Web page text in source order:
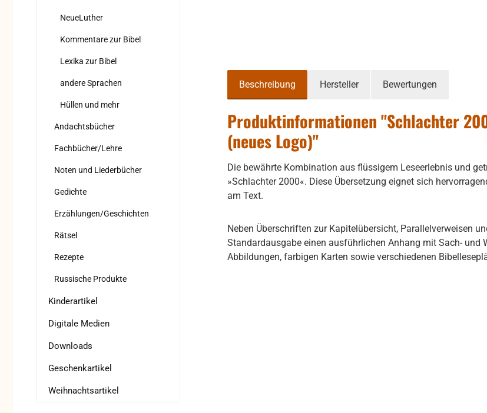
NeueLuther
Kommentare zur Bibel
Lexika zur Bibel
andere Sprachen
Hüllen und mehr
Andachtsbücher
Fachbücher/Lehre
Noten und Liederbücher
Gedichte
Erzählungen/Geschichten
Rätsel
Rezepte
Russische Produkte
Kinderartikel
Digitale Medien
Downloads
Geschenkartikel
Weihnachtsartikel
Beschreibung Hersteller Bewertungen
Produktinformationen "Schlachter
(neues Logo)"
Die bewährte Kombination aus flüssigem Leseerlebnis und
»Schlachter 2000«. Diese Übersetzung eignet sich
am Text.
Neben Überschriften zur Kapitelübersicht, Parallelverweisen
Standardausgabe einen ausführlichen Anhang mit Sach- und
Abbildungen, farbigen Karten sowie verschiedenen